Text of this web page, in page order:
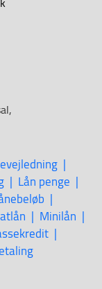
Lån penge
Minilån